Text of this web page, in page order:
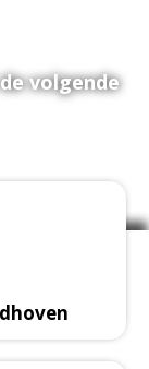
volgende